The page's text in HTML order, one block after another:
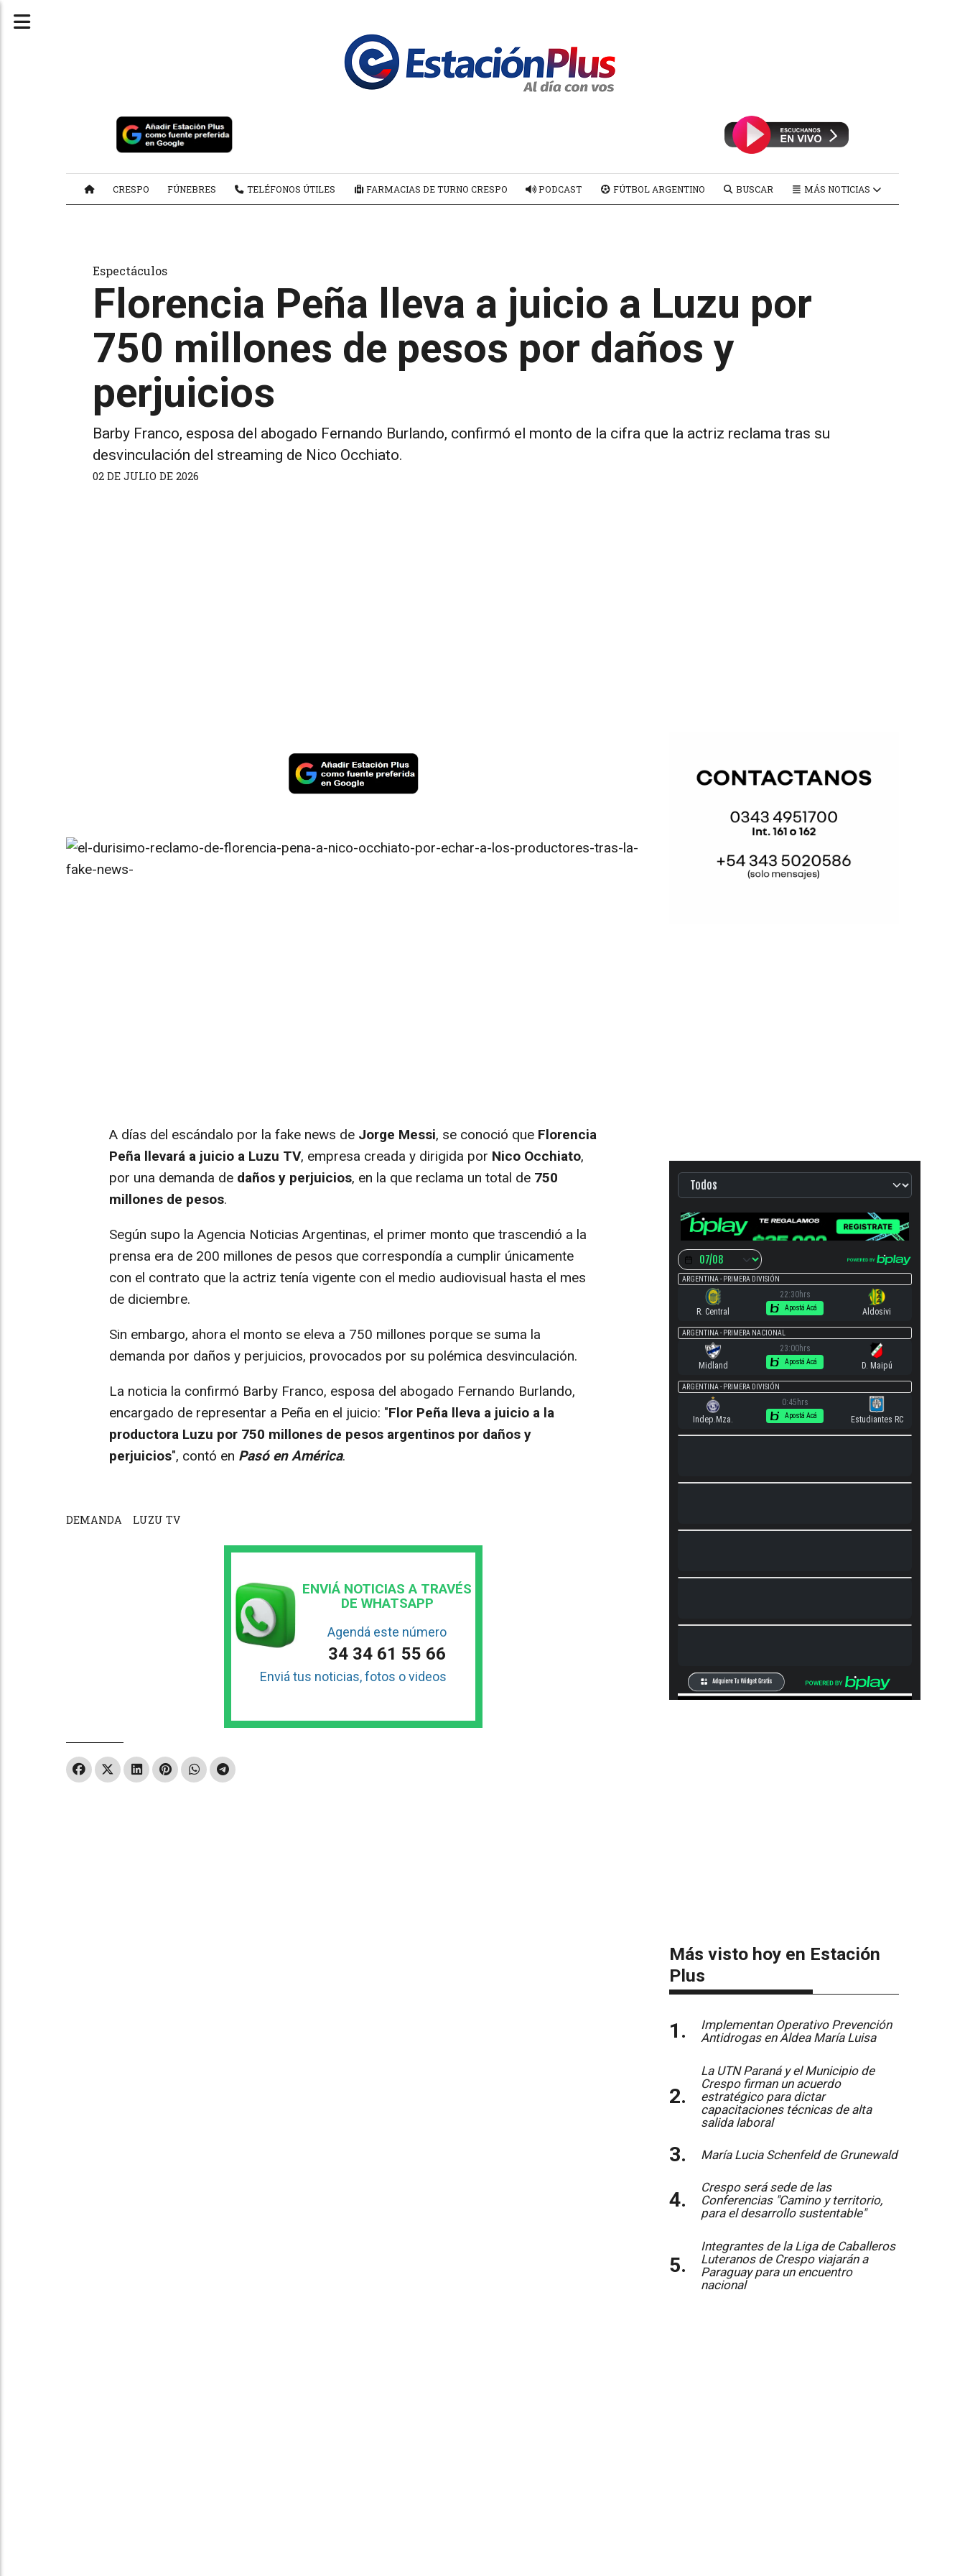
CRESPO FÚNEBRES TELÉFONOS ÚTILES FARMACIAS DE TURNO CRESPO PODCAST FÚTBOL ARGENTINO BUSCAR MÁS NOTICIAS
Florencia Peña lleva a juicio a Luzu por
750 millones de pesos por daños y
perjuicios
Barby Franco, esposa del abogado Fernando Burlando, confirmó el monto de la cifra que la actriz reclama tras su
desvinculación del streaming de Nico Occhiato.
Espectáculos
02 DE JULIO DE 2026
A días del escándalo por la fake news de Jorge Messi, se conoció que Florencia
Peña llevará a juicio a Luzu TV, empresa creada y dirigida por Nico Occhiato,
por una demanda de daños y perjuicios, en la que reclama un total de 750
millones de pesos.
Según supo la Agencia Noticias Argentinas, el primer monto que trascendió a la
prensa era de 200 millones de pesos que correspondía a cumplir únicamente
con el contrato que la actriz tenía vigente con el medio audiovisual hasta el mes
de diciembre.
Sin embargo, ahora el monto se eleva a 750 millones porque se suma la
demanda por daños y perjuicios, provocados por su polémica desvinculación.
La noticia la confirmó Barby Franco, esposa del abogado Fernando Burlando,
encargado de representar a Peña en el juicio: "Flor Peña lleva a juicio a la
productora Luzu por 750 millones de pesos argentinos por daños y
perjuicios", contó en Pasó en América.
DEMANDA LUZU TV
ENVIÁ NOTICIAS A TRAVÉS
DE WHATSAPP
Agendá este número
34 34 61 55 66
Enviá tus noticias, fotos o videos
Más visto hoy en Estación
Plus
Implementan Operativo Prevención
Antidrogas en Aldea María Luisa
La UTN Paraná y el Municipio de
Crespo firman un acuerdo
estratégico para dictar
capacitaciones técnicas de alta
salida laboral
María Lucia Schenfeld de Grunewald
Crespo será sede de las
Conferencias "Camino y territorio,
para el desarrollo sustentable"
Integrantes de la Liga de Caballeros
Luteranos de Crespo viajarán a
Paraguay para un encuentro
nacional